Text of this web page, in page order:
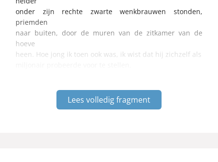
onder zijn rechte zwarte wenkbrauwen stonden,
priemden
naar buiten, door de muren van de zitkamer van de
hoeve
heen. Hoe jong ik toen ook was, ik wist dat hij zichzelf als
Lees volledig fragment